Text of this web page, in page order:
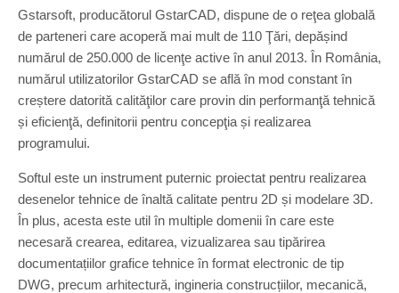
Gstarsoft, producătorul GstarCAD, dispune de o reţea globală
de parteneri care acoperă mai mult de 110 Ţări, depășind
numărul de 250.000 de licenţe active în anul 2013. În România,
numărul utilizatorilor GstarCAD se află în mod constant în
creștere datorită calităţilor care provin din performanţă tehnică
și eficienţă, definitorii pentru concepţia și realizarea
programului.
Softul este un instrument puternic proiectat pentru realizarea
desenelor tehnice de înaltă calitate pentru 2D și modelare 3D.
În plus, acesta este util în multiple domenii în care este
necesară crearea, editarea, vizualizarea sau tipărirea
documentațiilor grafice tehnice în format electronic de tip
DWG, precum arhitectură, ingineria construcțiilor, mecanică,